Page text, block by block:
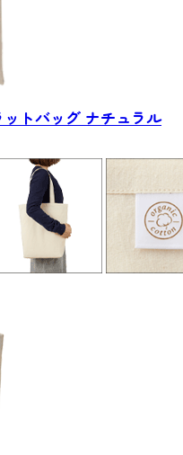
トバッグ ナチュラル